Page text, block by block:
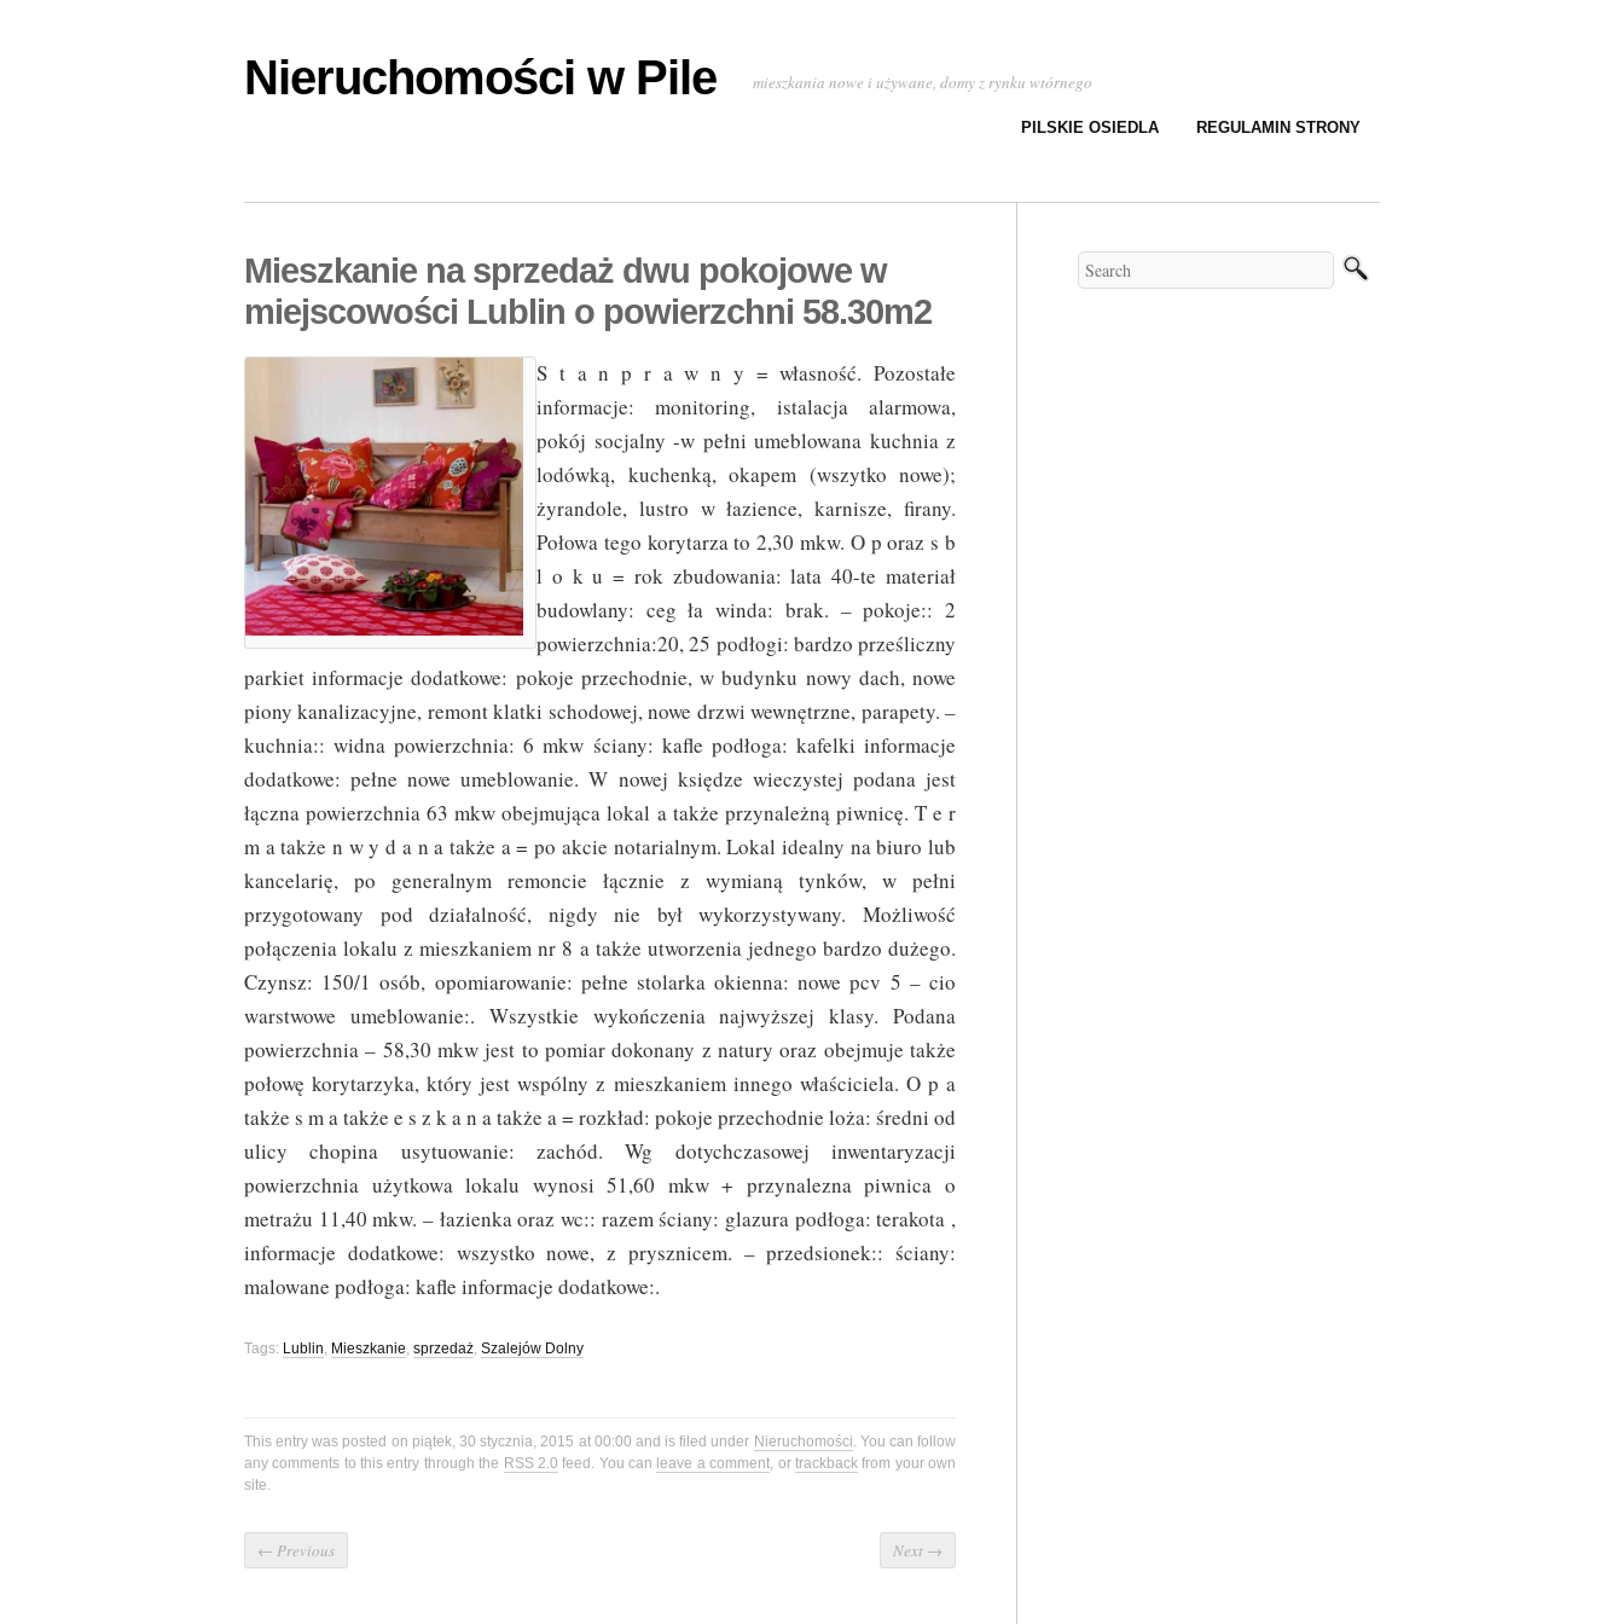
Nieruchomości w Pile mieszkania nowe i używane, domy z rynku wtórnego
PILSKIE OSIEDLA REGULAMIN STRONY
Mieszkanie na sprzedaż dwu pokojowe w
miejscowości Lublin o powierzchni 58.30m2
S t a n p r a w n y = własność. Pozostałe
informacje: monitoring, istalacja alarmowa,
pokój socjalny -w pełni umeblowana kuchnia z
lodówką, kuchenką, okapem (wszytko nowe);
żyrandole, lustro w łazience, karnisze, firany.
Połowa tego korytarza to 2,30 mkw. O p oraz s b
l o k u = rok zbudowania: lata 40-te materiał
budowlany: ceg ła winda: brak. – pokoje:: 2
powierzchnia:20, 25 podłogi: bardzo prześliczny
parkiet informacje dodatkowe: pokoje przechodnie, w budynku nowy dach, nowe
piony kanalizacyjne, remont klatki schodowej, nowe drzwi wewnętrzne, parapety. –
kuchnia:: widna powierzchnia: 6 mkw ściany: kafle podłoga: kafelki informacje
dodatkowe: pełne nowe umeblowanie. W nowej księdze wieczystej podana jest
łączna powierzchnia 63 mkw obejmująca lokal a także przynależną piwnicę. T e r
m a także n w y d a n a także a = po akcie notarialnym. Lokal idealny na biuro lub
kancelarię, po generalnym remoncie łącznie z wymianą tynków, w pełni
przygotowany pod działalność, nigdy nie był wykorzystywany. Możliwość
połączenia lokalu z mieszkaniem nr 8 a także utworzenia jednego bardzo dużego.
Czynsz: 150/1 osób, opomiarowanie: pełne stolarka okienna: nowe pcv 5 – cio
warstwowe umeblowanie:. Wszystkie wykończenia najwyższej klasy. Podana
powierzchnia – 58,30 mkw jest to pomiar dokonany z natury oraz obejmuje także
połowę korytarzyka, który jest wspólny z mieszkaniem innego właściciela. O p a
także s m a także e s z k a n a także a = rozkład: pokoje przechodnie loża: średni od
ulicy chopina usytuowanie: zachód. Wg dotychczasowej inwentaryzacji
powierzchnia użytkowa lokalu wynosi 51,60 mkw + przynalezna piwnica o
metrażu 11,40 mkw. – łazienka oraz wc:: razem ściany: glazura podłoga: terakota ,
informacje dodatkowe: wszystko nowe, z prysznicem. – przedsionek:: ściany:
malowane podłoga: kafle informacje dodatkowe:.
Tags: Lublin, Mieszkanie, sprzedaż, Szalejów Dolny
This entry was posted on piątek, 30 stycznia, 2015 at 00:00 and is filed under Nieruchomości. You can follow
any comments to this entry through the RSS 2.0 feed. You can leave a comment, or trackbackfrom your own
site.
← Previous Next →